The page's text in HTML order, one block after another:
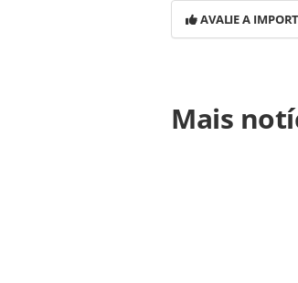
AVALIE A
https://
medio-de-r-13-mil-
página. Todo o
brasileira sobre
PANROTAS
Mais